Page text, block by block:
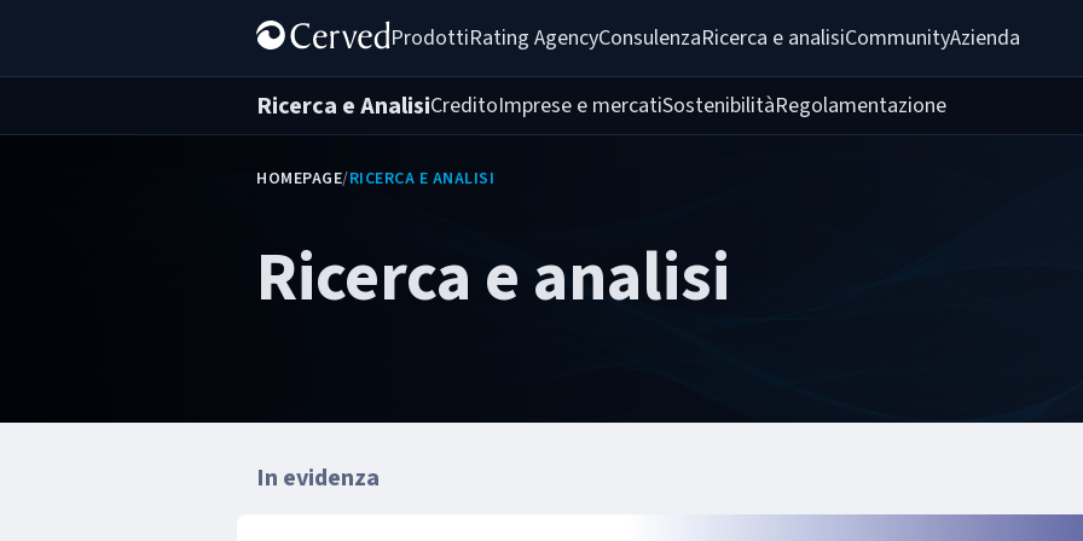
ProdottiRating AgencyConsulenzaRicerca e analisiCommunityAzienda
Ricerca e AnalisiCreditoImprese e mercatiSostenibilitàRegolamentazione
HOMEPAGE/RICERCA E ANALISI
Ricerca e analisi
In evidenza